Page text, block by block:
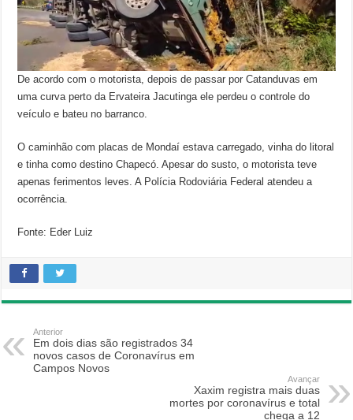
De acordo com o motorista, depois de passar por Catanduvas em
uma curva perto da Ervateira Jacutinga ele perdeu o controle do
veículo e bateu no barranco.
O caminhão com placas de Mondaí estava carregado, vinha do litoral
e tinha como destino Chapecó. Apesar do susto, o motorista teve
apenas ferimentos leves. A Polícia Rodoviária Federal atendeu a
ocorrência.
Fonte: Eder Luiz
Anterior
Em dois dias são registrados 34
novos casos de Coronavírus em
Campos Novos
Avançar
Xaxim registra mais duas
mortes por coronavírus e total
chega a 12